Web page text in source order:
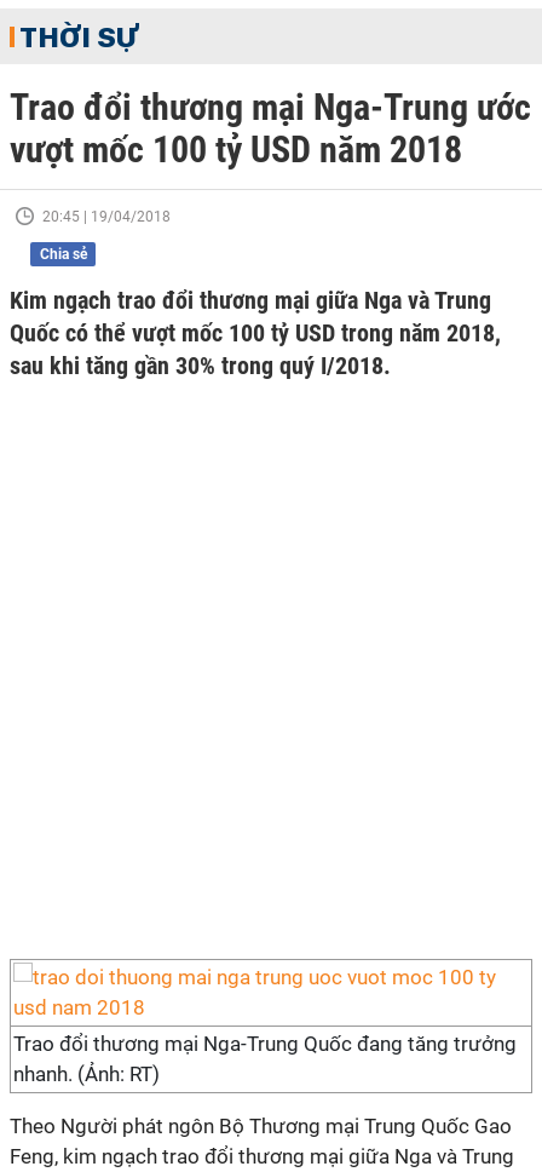
THỜI SỰ
Trao đổi thương mại Nga-Trung ước
vượt mốc 100 tỷ USD năm 2018
20:45 | 19/04/2018
Chia sẻ
Kim ngạch trao đổi thương mại giữa Nga và Trung
Quốc có thể vượt mốc 100 tỷ USD trong năm 2018,
sau khi tăng gần 30% trong quý I/2018.
Trao đổi thương mại Nga-Trung Quốc đang tăng trưởng
nhanh. (Ảnh: RT)
Theo Người phát ngôn Bộ Thương mại Trung Quốc Gao
Feng, kim ngạch trao đổi thương mại giữa Nga và Trung